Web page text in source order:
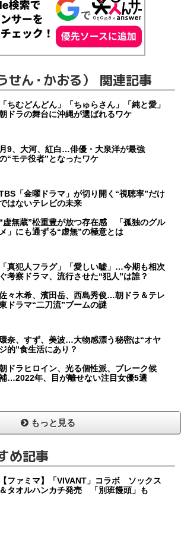
せん・かおる） 関連記事
「ちむどんどん」「ちゅらさん」「純と愛」
ドラの舞台に沖縄が選ばれるワケ
月9、大河、紅白…俳優・大泉洋が最強
“モテ役者”となったワケ
「金曜ドラマ」が切り開く“視聴率”だけ
はないテレビの未来
“虚無蔵”松重豊が放つ存在感 「孤独のグル
メ」にも通ずる“虚無”の極意とは
「真犯人フラグ」「愛しい嘘」…今期も相次
ぐ考察ドラマ、流行させた“犯人”は誰？
々木希、濱田岳、西島秀俊…朝ドラ＆テレ
ドラマ“二刀流”ブームの謎
奈、すず、美波…大物感漂う秘密は“オヤ
ジ的”食生活にあり？
ドラヒロイン、光る個性派、ブレーク候
…2022年、目が離せない注目女優5選
もっと見る
め記事
【ファミマ】「VIVANT」コラボ ソックス
＆タオルハンカチ発売 「別班饅頭」も